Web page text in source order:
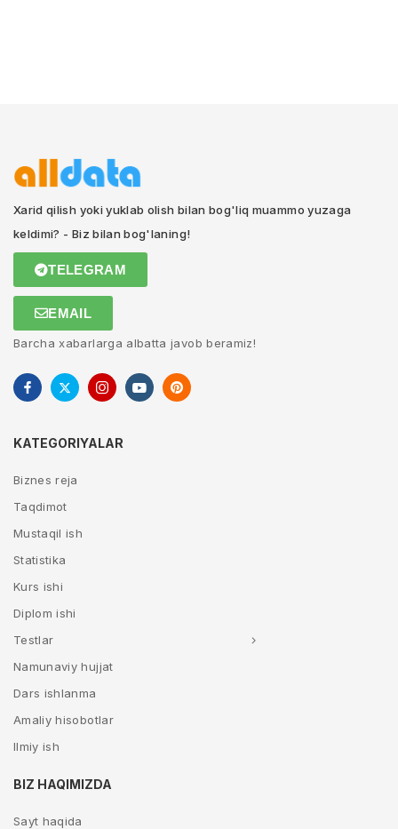
Xarid qilish yoki yuklab olish bilan bog'liq muammo yuzaga
keldimi? - Biz bilan bog'laning!
TELEGRAM
EMAIL
Barcha xabarlarga albatta javob beramiz!
KATEGORIYALAR
Biznes reja
Taqdimot
Mustaqil ish
Statistika
Kurs ishi
Diplom ishi
Testlar
Namunaviy hujjat
Dars ishlanma
Amaliy hisobotlar
Ilmiy ish
BIZ HAQIMIZDA
Sayt haqida